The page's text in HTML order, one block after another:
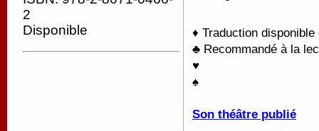
2
Disponible
♦ Traduction
♣ Recommandé à la
♥
♠
Son théâtre publié